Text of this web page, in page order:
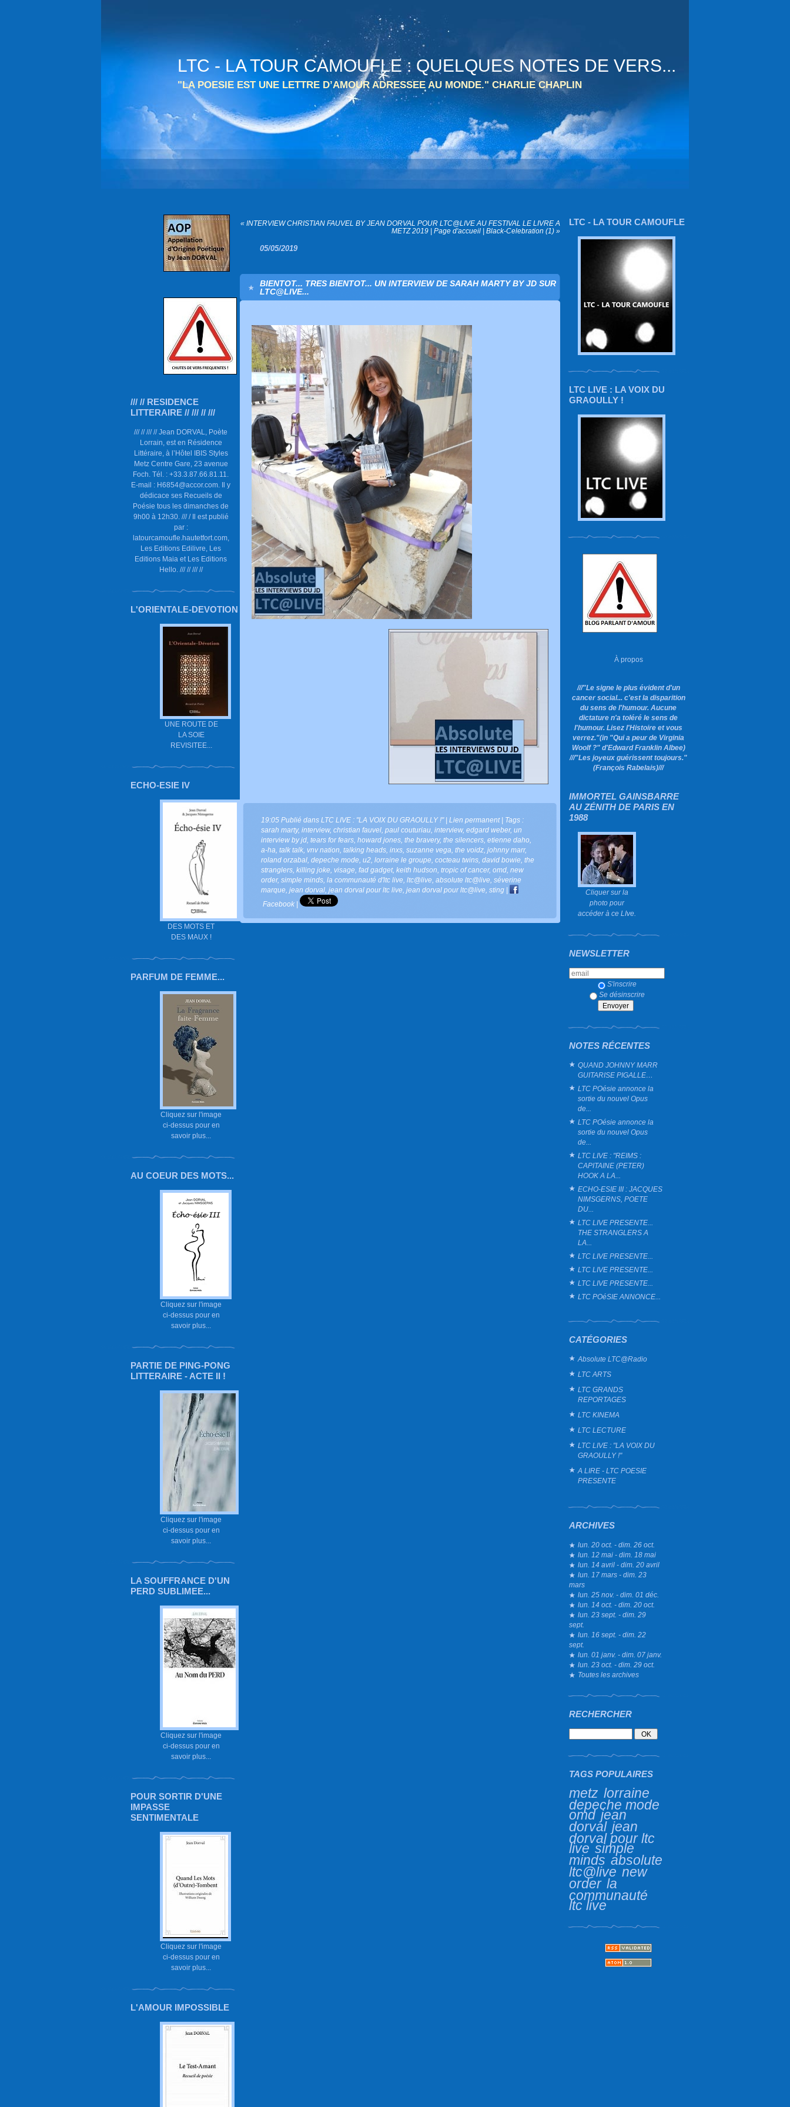
LTC - LA TOUR CAMOUFLE : QUELQUES NOTES DE VERS...
"LA POESIE EST UNE LETTRE D’AMOUR ADRESSEE AU MONDE." CHARLIE CHAPLIN
/// // RESIDENCE
LITTERAIRE // /// // ///
/// // /// // Jean DORVAL, Poète
Lorrain, est en Résidence
Littéraire, à l’Hôtel IBIS Styles
Metz Centre Gare, 23 avenue
Foch. Tél. : +33.3.87.66.81.11.
E-mail : H6854@accor.com. Il y
dédicace ses Recueils de
Poésie tous les dimanches de
9h00 à 12h30. /// / Il est publié
par :
latourcamoufle.hautetfort.com,
Les Editions Edilivre, Les
Editions Maia et Les Editions
Hello. /// // /// //
L'ORIENTALE-DEVOTION
UNE ROUTE DE
LA SOIE
REVISITEE...
ECHO-ESIE IV
DES MOTS ET
DES MAUX !
PARFUM DE FEMME...
Cliquez sur l'image
ci-dessus pour en
savoir plus...
AU COEUR DES MOTS...
Cliquez sur l'image
ci-dessus pour en
savoir plus...
PARTIE DE PING-PONG
LITTERAIRE - ACTE II !
Cliquez sur l'image
ci-dessus pour en
savoir plus...
LA SOUFFRANCE D'UN
PERD SUBLIMEE...
Cliquez sur l'image
ci-dessus pour en
savoir plus...
POUR SORTIR D'UNE
IMPASSE
SENTIMENTALE
Cliquez sur l'image
ci-dessus pour en
savoir plus...
L'AMOUR IMPOSSIBLE
LTC - LA TOUR CAMOUFLE
LTC LIVE : LA VOIX DU
GRAOULLY !
À propos
///"Le signe le plus évident d'un
cancer social... c'est la disparition
du sens de l'humour. Aucune
dictature n'a toléré le sens de
l'humour. Lisez l'Histoire et vous
verrez."(in "Qui a peur de Virginia
Woolf ?"d'Edward Franklin Albee)
///"Les joyeux guérissent toujours."
(François Rabelais)///
IMMORTEL GAINSBARRE
AU ZÉNITH DE PARIS EN
1988
Cliquer sur la
photo pour
accéder à ce LIve.
NEWSLETTER
S'inscrire
Se désinscrire
NOTES RÉCENTES
QUAND JOHNNY MARR
GUITARISE PIGALLE…
LTC POésie annonce la
sortie du nouvel Opus
de...
LTC POésie annonce la
sortie du nouvel Opus
de...
LTC LIVE : "REIMS :
CAPITAINE (PETER)
HOOK A LA...
ECHO-ESIE III : JACQUES
NIMSGERNS, POETE
DU...
LTC LIVE PRESENTE...
THE STRANGLERS A
LA...
LTC LIVE PRESENTE...
LTC LIVE PRESENTE...
LTC LIVE PRESENTE...
LTC POéSIE ANNONCE...
CATÉGORIES
Absolute LTC@Radio
LTC ARTS
LTC GRANDS
REPORTAGES
LTC KINEMA
LTC LECTURE
LTC LIVE : "LA VOIX DU
GRAOULLY !"
A LIRE - LTC POESIE
PRESENTE
ARCHIVES
lun. 20 oct. - dim. 26 oct.
lun. 12 mai - dim. 18 mai
lun. 14 avril - dim. 20 avril
lun. 17 mars - dim. 23
mars
lun. 25 nov. - dim. 01 déc.
lun. 14 oct. - dim. 20 oct.
lun. 23 sept. - dim. 29
sept.
lun. 16 sept. - dim. 22
sept.
lun. 01 janv. - dim. 07 janv.
lun. 23 oct. - dim. 29 oct.
Toutes les archives
RECHERCHER
TAGS POPULAIRES
metz lorraine
depeche mode
omd jean
dorval jean
dorval pour ltc
live simple
minds absolute
ltc@live new
order la
communauté
ltc live
« INTERVIEW CHRISTIAN FAUVEL BY JEAN DORVAL POUR LTC@LIVE AU FESTIVAL LE LIVRE A
METZ 2019 | Page d'accueil | Black-Celebration (1) »
05/05/2019
BIENTOT... TRES BIENTOT... UN INTERVIEW DE SARAH MARTY BY JD SUR
LTC@LIVE...
19:05 Publié dans LTC LIVE : "LA VOIX DU GRAOULLY !"| Lien permanent| Tags :
sarah marty, interview, christian fauvel paul couturiau interview, edgard weber, un
interview by jd tears for fears howard jones the bravery, the silencers etienne daho
a-ha talk talk vnv nation talking heads inxs suzanne vega the voidz johnny marr,
roland orzabal depeche mode u2 lorraine le groupe cocteau twins david bowie the
stranglers killing joke visage fad gadget, keith hudson tropic of cancer, omd new
order, simple minds la communauté d'ltc live ltc@live absolute ltc@live séverine
marque jean dorval jean dorval pour ltc live jean dorval pour ltc@live sting |
Facebook |